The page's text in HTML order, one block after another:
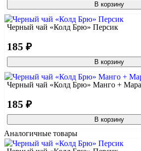
В корзину
Черный чай «Колд Брю» Персик
185 ₽
В корзину
Черный чай «Колд Брю» Манго +
185 ₽
В корзину
Аналогичные товары